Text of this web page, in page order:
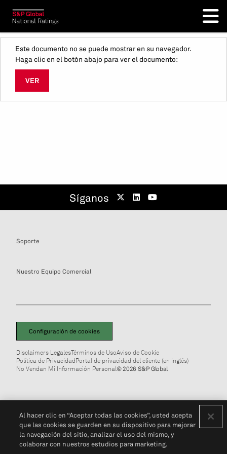
Este documento no se puede mostrar en su navegador.
Haga clic en el botón abajo para ver el documento:
VER
Síganos
Soporte
Nuestro Equipo Comercial
Configuración de cookies
Disclaimers LegalesTérminos de UsoAviso de Cookie
Política de PrivacidadPortal de privacidad del cliente (en inglés)
No Vendan Mi Información Personal© 2026 S&P Global
Al hacer clic en “Aceptar todas las cookies”, usted acepta
que las cookies se guarden en su dispositivo para mejorar
la navegación del sitio, analizar el uso del mismo, y
colaborar con nuestros estudios para marketing.